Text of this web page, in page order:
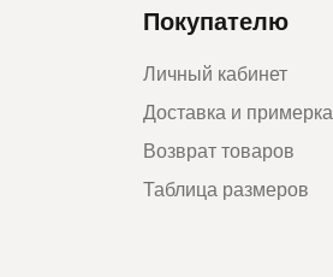
Покупателю
Личный кабинет
Доставка и примерка
Возврат товаров
Таблица размеров